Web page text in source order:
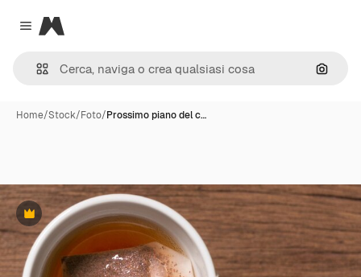
Close menu
Magnific
Cerca
Home/Stock/Foto/Prossimo piano del c…
Premium